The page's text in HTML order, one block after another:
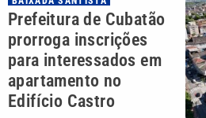
Prefeitura de Cubatão
prorroga inscrições
para interessados em
apartamento no
Edifício Castro